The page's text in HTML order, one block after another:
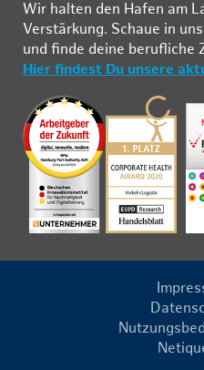
Wir hal­ten den Ha­fen am
Ver­stär­kung. Schau­e in
und fin­de deine be­ruf­li­che
Hier findest Du unsere